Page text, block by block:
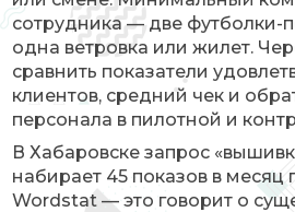
сотрудника — две футболки-
одна ветровка или жилет.
сравнить показатели
клиентов, средний чек и
персонала в пилотной и
В Хабаровске запрос
набирает 45 показов в
Wordstat — это говорит о